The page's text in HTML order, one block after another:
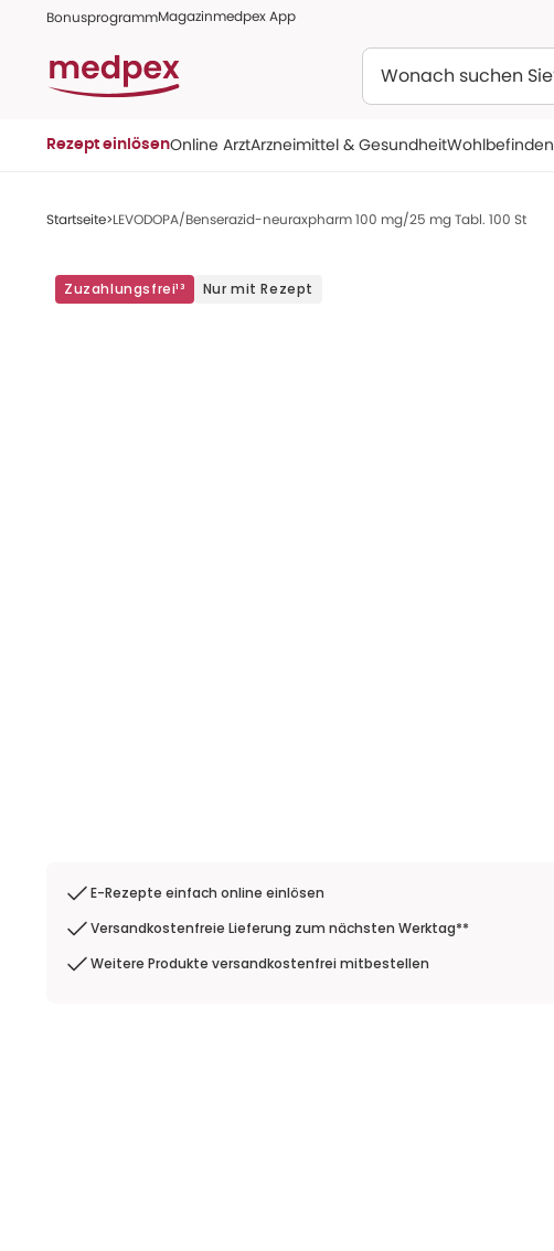
BonusprogrammMagazinmedpex App
Rezept einlösenOnline ArztArzneimittel & GesundheitWohlbefinden
Startseite LEVODOPA/Benserazid-neuraxpharm 100 mg/25 mg Tabl. 100 St
Zuzahlungsfrei¹³ Nur mit Rezept
E-Rezepte einfach online einlösen
Versandkostenfreie Lieferung zum nächsten Werktag**
Weitere Produkte versandkostenfrei mitbestellen